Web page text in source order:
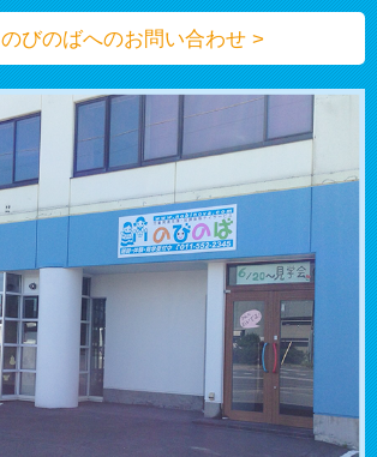
のびのばへのお問い合わせ >